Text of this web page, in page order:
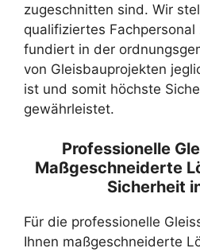
zugeschnitten sind. Wir
qualifiziertes Fachpersonal
fundiert in der
von Gleisbauprojekten
ist und somit höchste
gewährleistet.
Professionelle
Maßgeschneiderte
Sicherheit
Für die professionelle
Ihnen maßgeschneiderte